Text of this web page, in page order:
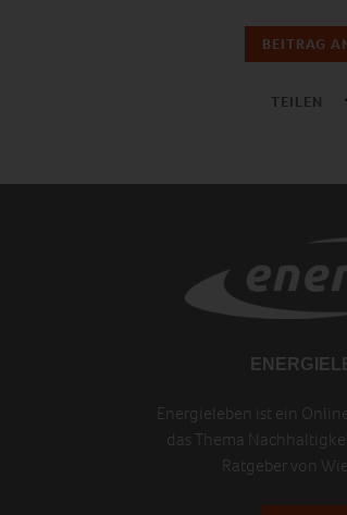
BEITRAG
TEILEN
Energieleben ist ein
das Thema
Ratgeber von